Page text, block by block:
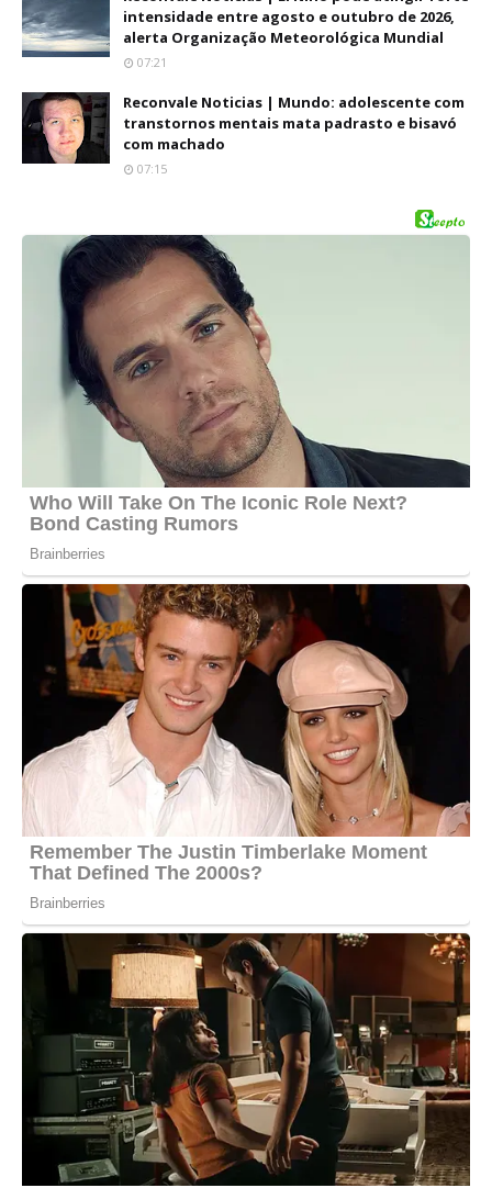
intensidade entre agosto e outubro de 2026,
alerta Organização Meteorológica Mundial
07:21
Reconvale Noticias | Mundo: adolescente com
transtornos mentais mata padrasto e bisavó
com machado
07:15